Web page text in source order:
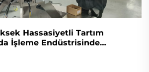
Hassasiyetli Tartım
İşleme Endüstrisinde